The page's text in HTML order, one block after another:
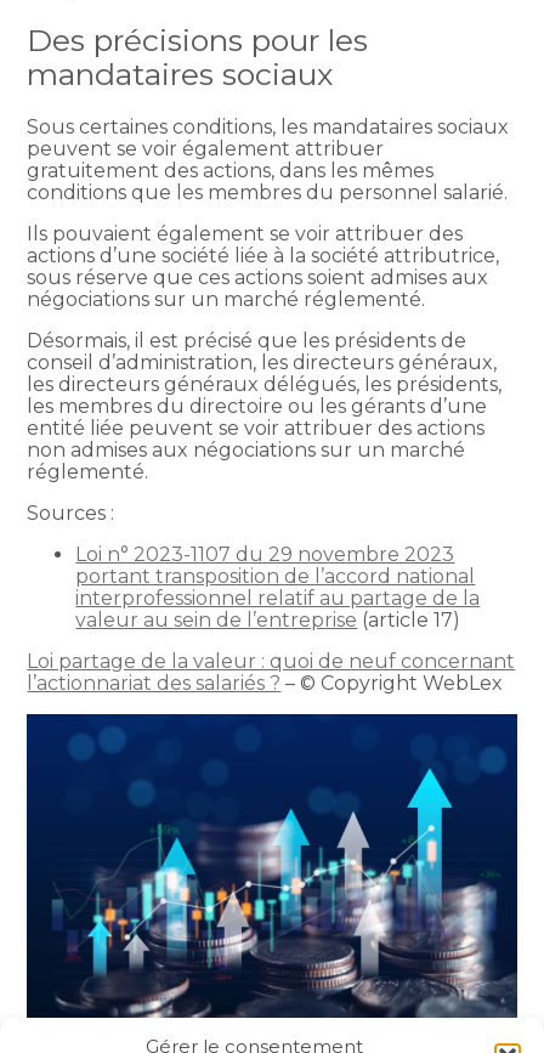
Gérer le consentement
Des précisions pour les
mandataires sociaux
Sous certaines conditions, les mandataires sociaux
peuvent se voir également attribuer
gratuitement des actions, dans les mêmes
conditions que les membres du personnel salarié.
Ils pouvaient également se voir attribuer des
actions d’une société liée à la société attributrice,
sous réserve que ces actions soient admises aux
négociations sur un marché réglementé.
Désormais, il est précisé que les présidents de
conseil d’administration, les directeurs généraux,
les directeurs généraux délégués, les présidents,
les membres du directoire ou les gérants d’une
entité liée peuvent se voir attribuer des actions
non admises aux négociations sur un marché
réglementé.
Sources :
Loi n° 2023-1107 du 29 novembre 2023
portant transposition de l’accord national
interprofessionnel relatif au partage de la
valeur au sein de l’entreprise (article 17)
Loi partage de la valeur : quoi de neuf concernant
l’actionnariat des salariés ? – © Copyright WebLex